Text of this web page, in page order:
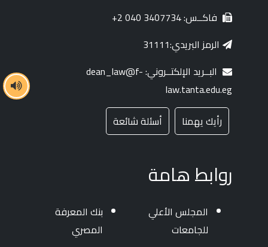
فاكــس: 3407734 040 2+
الرمز البريدي:31111
البــريد الإلكتــروني: dean_law@f-
law.tanta.edu.eg
رأيك يهمنا
أسئلة شائعة
روابط هامة
المجلس الأعلي
للجامعات
بنك المعرفة
المصري